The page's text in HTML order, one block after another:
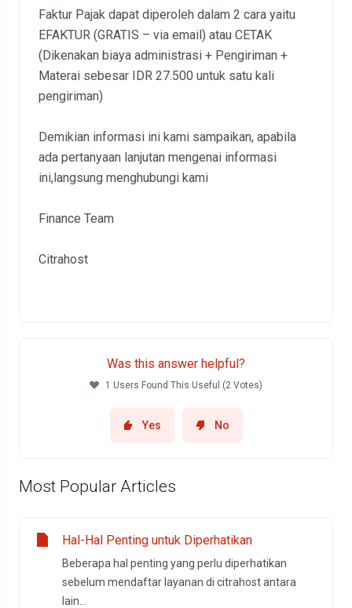
Faktur Pajak dapat diperoleh dalam 2 cara yaitu
EFAKTUR (GRATIS – via email) atau CETAK
(Dikenakan biaya administrasi + Pengiriman +
Materai sebesar IDR 27.500 untuk satu kali
pengiriman)
Demikian informasi ini kami sampaikan, apabila
ada pertanyaan lanjutan mengenai informasi
ini,langsung menghubungi kami
Finance Team
Citrahost
Was this answer helpful?
1 Users Found This Useful (2 Votes)
Yes No
Most Popular Articles
Hal-Hal Penting untuk Diperhatikan
Beberapa hal penting yang perlu diperhatikan
sebelum mendaftar layanan di citrahost antara
lain...